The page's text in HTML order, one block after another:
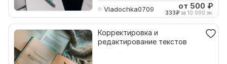
Vladochka0709 от 500 ₽
333₽ за 10 000 зн.
Корректировка и
редактирование текстов